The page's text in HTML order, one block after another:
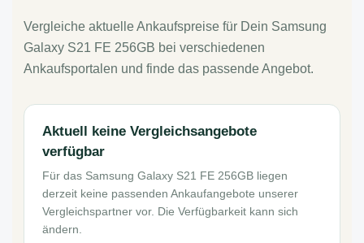
Vergleiche aktuelle Ankaufspreise für Dein Samsung
Galaxy S21 FE 256GB bei verschiedenen
Ankaufsportalen und finde das passende Angebot.
Aktuell keine Vergleichsangebote
verfügbar
Für das Samsung Galaxy S21 FE 256GB liegen
derzeit keine passenden Ankaufangebote unserer
Vergleichspartner vor. Die Verfügbarkeit kann sich
ändern.